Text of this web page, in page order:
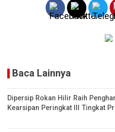
Baca Lainnya
Dipersip Rokan Hilir Raih
Kearsipan Peringkat III Tingkat